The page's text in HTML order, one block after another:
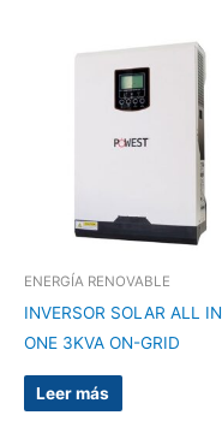
ENERGÍA RENOVABLE
INVERSOR SOLAR ALL IN
ONE 3KVA ON-GRID
Leer más